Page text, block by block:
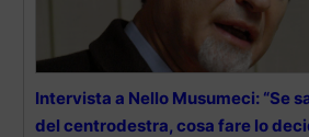
Intervista a Nello Musumeci: “Se
del centrodestra, cosa fare lo